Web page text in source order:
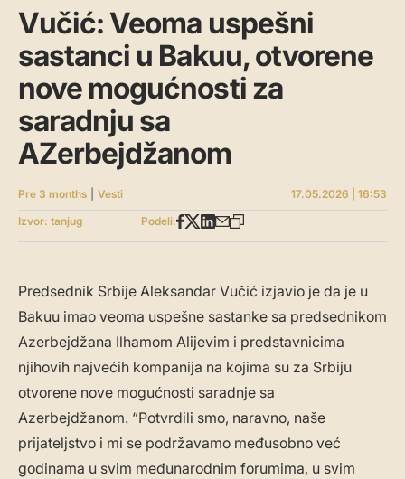
Vučić: Veoma uspešni
sastanci u Bakuu, otvorene
nove mogućnosti za
saradnju sa
AZerbejdžanom
Pre 3 months Vesti
17.05.2026 | 16:53
Izvor: tanjug
Podeli:
Predsednik Srbije Aleksandar Vučić izjavio je da je u
Bakuu imao veoma uspešne sastanke sa predsednikom
Azerbejdžana Ilhamom Alijevim i predstavnicima
njihovih najvećih kompanija na kojima su za Srbiju
otvorene nove mogućnosti saradnje sa
Azerbejdžanom. “Potvrdili smo, naravno, naše
prijateljstvo i mi se podržavamo međusobno već
godinama u svim međunarodnim forumima, u svim